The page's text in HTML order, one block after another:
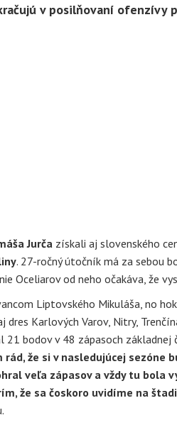
v posilňovaní ofenzívy
Jurča získali aj slovenského
. 27-ročný útočník má za sebou
Oceliarov od neho očakáva, že
Liptovského Mikuláša, no
dres Karlových Varov, Nitry,
21 bodov v 48 zápasoch
rád, že si v nasledujúcej sezóne
veľa zápasov a vždy tu bola
že sa čoskoro uvidíme na